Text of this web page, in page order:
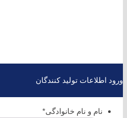
ورود اطلاعات تولید کنندگان
نام و نام خانوادگی*